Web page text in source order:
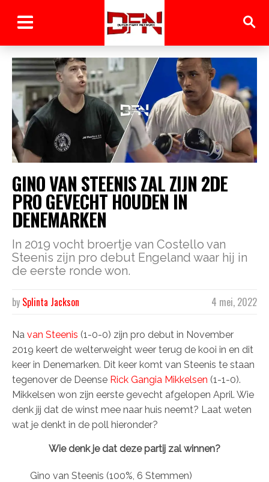
GINO VAN STEENIS ZAL ZIJN 2DE
PRO GEVECHT HOUDEN IN
DENEMARKEN
In 2019 vocht broertje van Costello van
Steenis zijn pro debut Engeland waar hij in
de eerste ronde won.
4 mei, 2022
by Splinta Jackson
Na van Steenis (1-0-0) zijn pro debut in November
2019 keert de welterweight weer terug de kooi in en dit
keer in Denemarken. Dit keer komt van Steenis te staan
tegenover de Deense Rick Gangia Mikkelsen (1-1-0).
Mikkelsen won zijn eerste gevecht afgelopen April. Wie
denk jij dat de winst mee naar huis neemt? Laat weten
wat je denkt in de poll hieronder?
Wie denk je dat deze partij zal winnen?
Gino van Steenis (100%, 6 Stemmen)